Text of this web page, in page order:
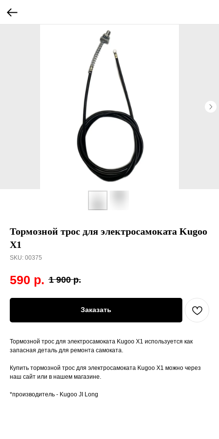
Тормозной трос для электросамоката Kugoo
X1
SKU: 00375
590 р. 1 900 р.
Заказать
Тормозной трос для электросамоката Kugoo X1 используется как
запасная деталь для ремонта самоката.
Купить тормозной трос для электросамоката Kugoo X1 можно через
наш сайт или в нашем магазине.
*производитель - Kugoo JI Long